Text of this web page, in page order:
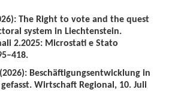
The Right to vote and the quest
system in Liechtenstein.
2.2025: Microstati e Stato
Beschäftigungsentwicklung in
Wirtschaft Regional, 10. Juli